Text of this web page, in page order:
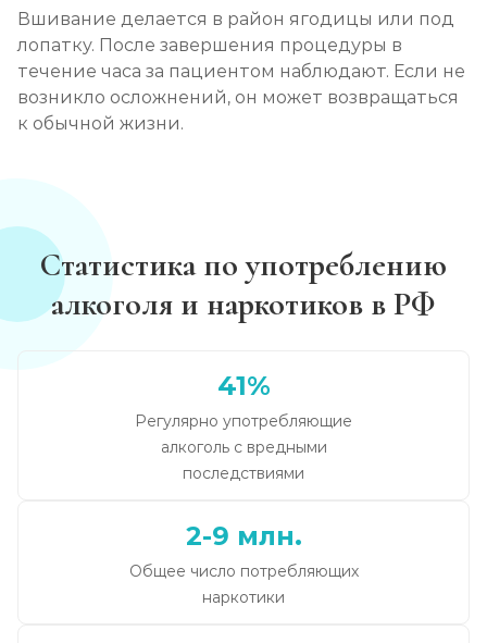
Вшивание делается в район ягодицы или под
лопатку. После завершения процедуры в
течение часа за пациентом наблюдают. Если не
возникло осложнений, он может возвращаться
к обычной жизни.
Статистика по употреблению
алкоголя и наркотиков в РФ
41%
Регулярно употребляющие
алкоголь с вредными
последствиями
2-9 млн.
Общее число потребляющих
наркотики